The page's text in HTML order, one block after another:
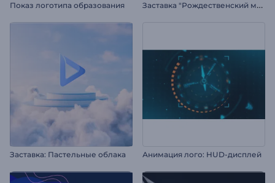
Показ логотипа образования З
аставка "Рождественский медведь"
Заставка: Пастельные облака Анимация лого: HUD-дисплей